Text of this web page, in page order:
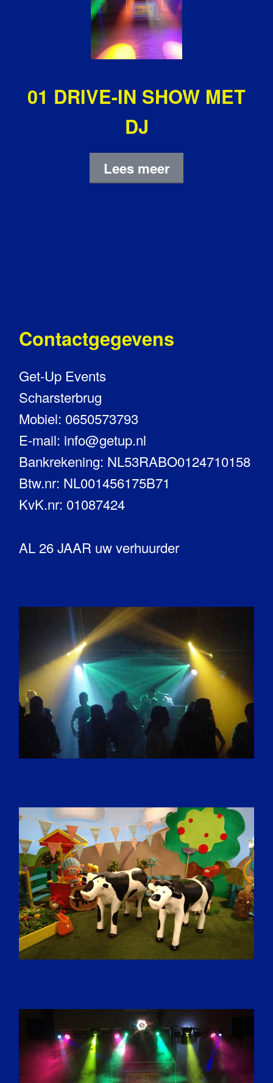
01 DRIVE-IN SHOW MET
DJ
Lees meer
Contactgegevens
Get-Up Events
Scharsterbrug
Mobiel: 0650573793
E-mail: info@getup.nl
Bankrekening: NL53RABO0124710158
Btw.nr: NL001456175B71
KvK.nr: 01087424
AL 26 JAAR uw verhuurder